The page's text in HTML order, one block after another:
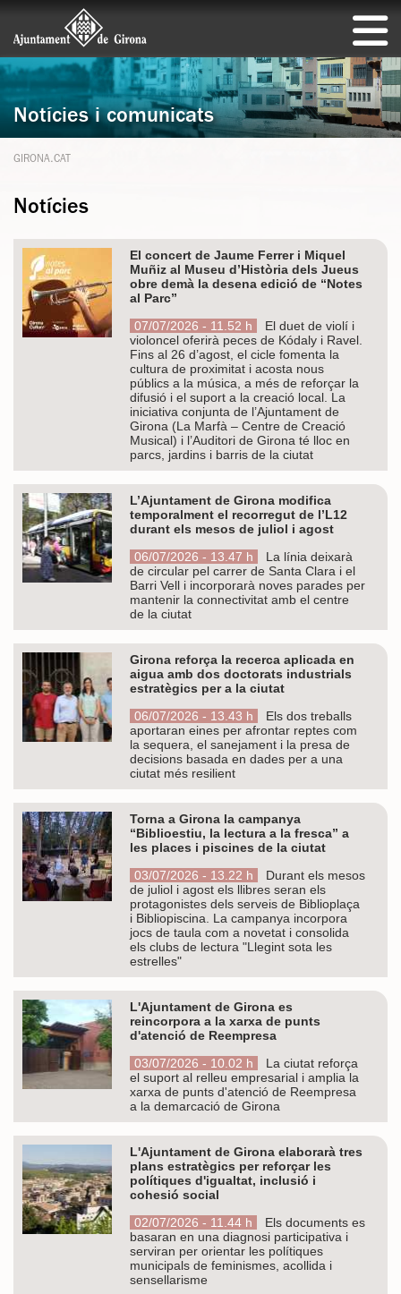
Notícies i comunicats
GIRONA.CAT
Notícies
El concert de Jaume Ferrer i Miquel
Muñiz al Museu d’Història dels Jueus
obre demà la desena edició de “Notes
al Parc”
07/07/2026 - 11.52 h
El duet de violí i
violoncel oferirà peces de Kódaly i Ravel.
Fins al 26 d’agost, el cicle fomenta la
cultura de proximitat i acosta nous
públics a la música, a més de reforçar la
difusió i el suport a la creació local. La
iniciativa conjunta de l’Ajuntament de
Girona (La Marfà – Centre de Creació
Musical) i l’Auditori de Girona té lloc en
parcs, jardins i barris de la ciutat
L’Ajuntament de Girona modifica
temporalment el recorregut de l’L12
durant els mesos de juliol i agost
06/07/2026 - 13.47 h
La línia deixarà
de circular pel carrer de Santa Clara i el
Barri Vell i incorporarà noves parades per
mantenir la connectivitat amb el centre
de la ciutat
Girona reforça la recerca aplicada en
aigua amb dos doctorats industrials
estratègics per a la ciutat
06/07/2026 - 13.43 h
Els dos treballs
aportaran eines per afrontar reptes com
la sequera, el sanejament i la presa de
decisions basada en dades per a una
ciutat més resilient
Torna a Girona la campanya
“Biblioestiu, la lectura a la fresca” a
les places i piscines de la ciutat
03/07/2026 - 13.22 h
Durant els mesos
de juliol i agost els llibres seran els
protagonistes dels serveis de Biblioplaça
i Bibliopiscina. La campanya incorpora
jocs de taula com a novetat i consolida
els clubs de lectura "Llegint sota les
estrelles"
L'Ajuntament de Girona es
reincorpora a la xarxa de punts
d'atenció de Reempresa
03/07/2026 - 10.02 h
La ciutat reforça
el suport al relleu empresarial i amplia la
xarxa de punts d'atenció de Reempresa
a la demarcació de Girona
L'Ajuntament de Girona elaborarà tres
plans estratègics per reforçar les
polítiques d'igualtat, inclusió i
cohesió social
02/07/2026 - 11.44 h
Els documents es
basaran en una diagnosi participativa i
serviran per orientar les polítiques
municipals de feminismes, acollida i
sensellarisme